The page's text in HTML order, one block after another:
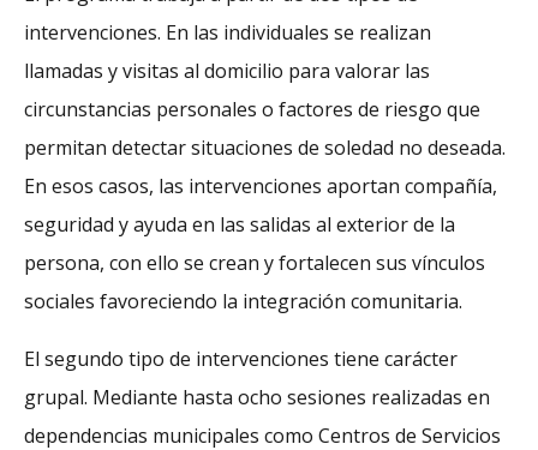
intervenciones. En las individuales se realizan
llamadas y visitas al domicilio para valorar las
circunstancias personales o factores de riesgo que
permitan detectar situaciones de soledad no deseada.
En esos casos, las intervenciones aportan compañía,
seguridad y ayuda en las salidas al exterior de la
persona, con ello se crean y fortalecen sus vínculos
sociales favoreciendo la integración comunitaria.
El segundo tipo de intervenciones tiene carácter
grupal. Mediante hasta ocho sesiones realizadas en
dependencias municipales como Centros de Servicios